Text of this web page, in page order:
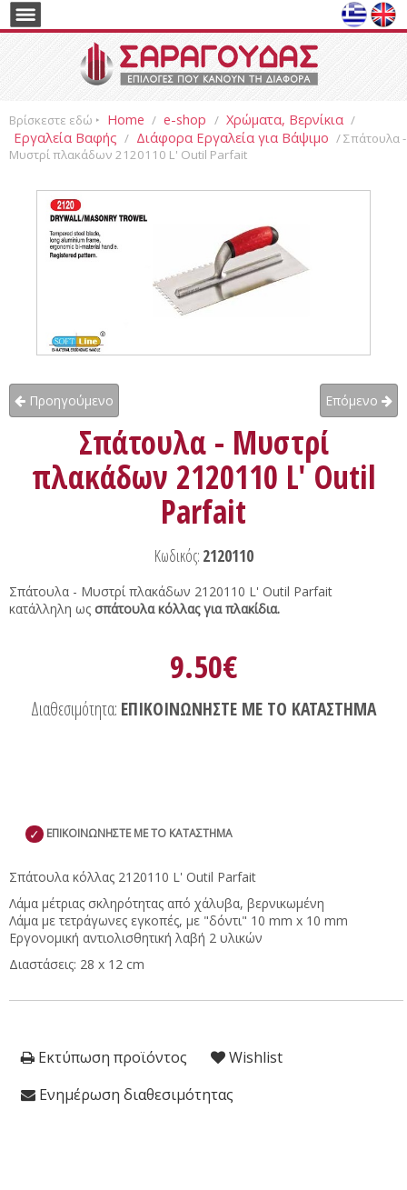
Βρίσκεστε εδώ ‣ Home / e-shop / Χρώματα, Βερνίκια /
Εργαλεία Βαφής / Διάφορα Εργαλεία για Βάψιμο / Σπάτουλα -
Μυστρί πλακάδων 2120110 L' Outil Parfait
Προηγούμενο Επόμενο
Σπάτουλα - Μυστρί
πλακάδων 2120110 L' Outil
Parfait
Κωδικός: 2120110
Σπάτουλα - Μυστρί πλακάδων 2120110 L' Outil Parfait
κατάλληλη ως σπάτουλα κόλλας για πλακίδια.
9.50€
Διαθεσιμότητα: ΕΠΙΚΟΙΝΩΝΗΣΤΕ ΜΕ ΤΟ ΚΑΤΑΣΤΗΜΑ
✓ ΕΠΙΚΟΙΝΩΝΗΣΤΕ ΜΕ ΤΟ ΚΑΤΑΣΤΗΜΑ
Σπάτουλα κόλλας 2120110 L' Outil Parfait
Λάμα μέτριας σκληρότητας από χάλυβα, βερνικωμένη
Λάμα με τετράγωνες εγκοπές, με "δόντι" 10 mm x 10 mm
Εργονομική αντιολισθητική λαβή 2 υλικών
Διαστάσεις: 28 x 12 cm
Εκτύπωση προϊόντος
Wishlist
Ενημέρωση διαθεσιμότητας